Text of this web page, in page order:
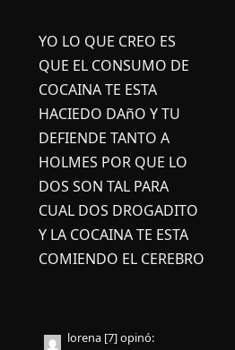
YO LO QUE CREO ES
QUE EL CONSUMO DE
COCAINA TE ESTA
HACIEDO DAñO Y TU
DEFIENDE TANTO A
HOLMES POR QUE LO
DOS SON TAL PARA
CUAL DOS DROGADITO
Y LA COCAINA TE ESTA
COMIENDO EL CEREBRO
lorena [7]opinó: